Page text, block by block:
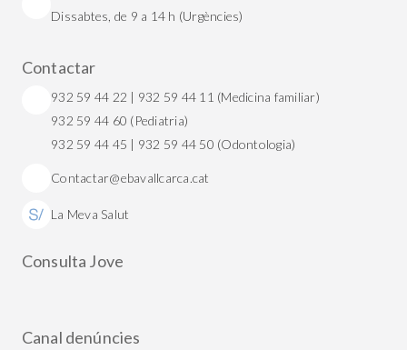
Dissabtes, de 9 a 14 h (Urgències)
Contactar
932 59 44 22 | 932 59 44 11 (Medicina familiar)
932 59 44 60 (Pediatria)
932 59 44 45 | 932 59 44 50 (Odontologia)
Contactar@ebavallcarca.cat
La Meva Salut
Consulta Jove
Canal denúncies